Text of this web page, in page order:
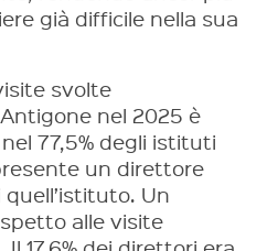
già difficile nella sua
svolte
nel 2025 è
77,5% degli istituti
un direttore
Un
alle visite